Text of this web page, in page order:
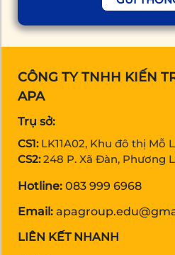
CÔNG TY TNHH KIẾN
APA
Trụ sở:
CS1: LK11A02, Khu đô thị Mỗ
CS2: 248 P. Xã Đàn, Phương
Hotline: 083 999 6968
Email:
LIÊN KẾT NHANH